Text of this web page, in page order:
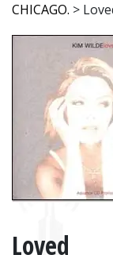
CHICAGO. >
Loved